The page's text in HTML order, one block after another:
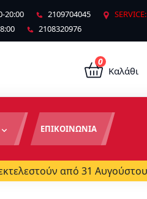
20:00 2109704045
SERVICE:
2108320976
0
Καλάθι
ΕΠΙΚΟΙΝΩΝΙΑ
από 31